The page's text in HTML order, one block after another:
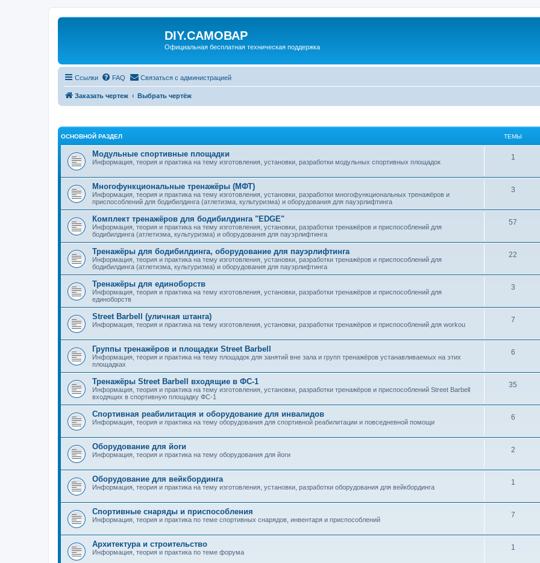
DIY.САМОВАР
Официальная бесплатная техническая поддержка
Ссылки FAQ Связаться с администрацией
Заказать чертеж Выбрать чертёж
ОСНОВНОЙ РАЗДЕЛ ТЕМЫ
Модульные спортивные площадки
Информация, теория и практика на тему изготовления, установки, разработки модульных спортивных площадок
1
Многофункциональные тренажёры (МФТ)
Информация, теория и практика на тему изготовления, установки, разработки многофункциональных тренажёров и
приспособлений для бодибилдинга (атлетизма, культуризма) и оборудования для пауэрлифтинга
3
Комплект тренажёров для бодибилдинга "EDGE"
Информация, теория и практика на тему изготовления, установки, разработки тренажёров и приспособлений для
бодибилдинга (атлетизма, культуризма) и оборудования для пауэрлифтинга
57
Тренажёры для бодибилдинга, оборудование для пауэрлифтинга
Информация, теория и практика на тему изготовления, установки, разработки тренажёров и приспособлений для
бодибилдинга (атлетизма, культуризма) и оборудования для пауэрлифтинга
22
Тренажёры для единоборств
Информация, теория и практика на тему изготовления, установки, разработки тренажёров и приспособлений для
единоборств
3
Street Barbell (уличная штанга)
Информация, теория и практика на тему изготовления, установки, разработки тренажёров и приспособлений для workou
7
Группы тренажёров и площадки Street Barbell
Информация, теория и практика на тему площадок для занятий вне зала и групп тренажёров устанавливаемых на этих
площадках
6
Тренажёры Street Barbell входящие в ФС-1
Информация, теория и практика на тему изготовления, установки, разработки тренажёров и приспособлений Street Barbell
входящих в спортивную площадку ФС-1
35
Спортивная реабилитация и оборудование для инвалидов
Информация, теория и практика на тему оборудования для спортивной реабилитации и повседневной помощи
6
Оборудование для йоги
Информация, теория и практика на тему оборудования для йоги
2
Оборудование для вейкбординга
Информация, теория и практика на тему изготовления, установки, разработки оборудования для вейкбординга
1
Спортивные снаряды и приспособления
Информация, теория и практика по теме спортивных снарядов, инвентаря и приспособлений
7
Архитектура и строительство
Информация, теория и практика по теме форума
1